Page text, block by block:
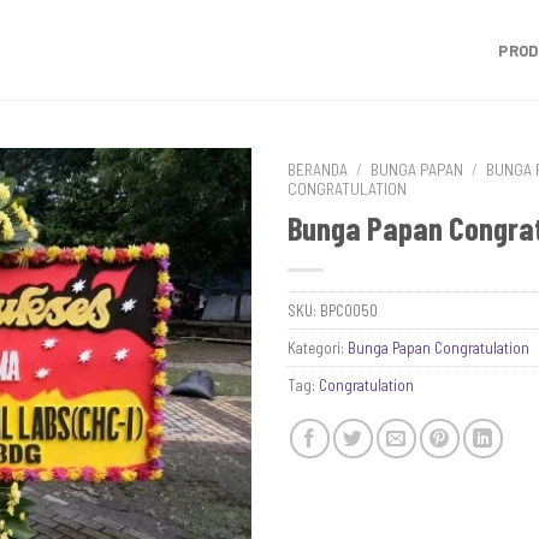
BERANDA / BUNGA PAPAN / BUNGA
CONGRATULATION
Bunga Papan
SKU: BPCO050
Kategori: Bunga Papan Congratulation
Tag: Congratulation